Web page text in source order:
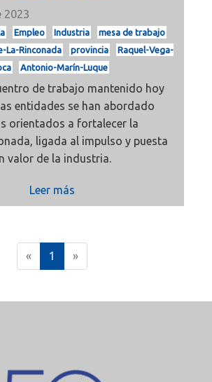
2023
Empleo Industria
mesa de trabajo
La-Rinconada
provincia
Raquel-Vega-
Antonio-Marín-Luque
de trabajo mantenido hoy
entidades se han abordado
orientados a fortalecer la
ligada al impulso y puesta
valor de la industria.
Leer más
« 1
c
t
»